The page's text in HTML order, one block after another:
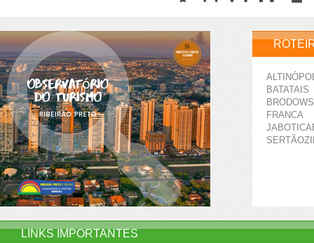
BATATAIS
FRANCA
LINKS IMPORTANTES